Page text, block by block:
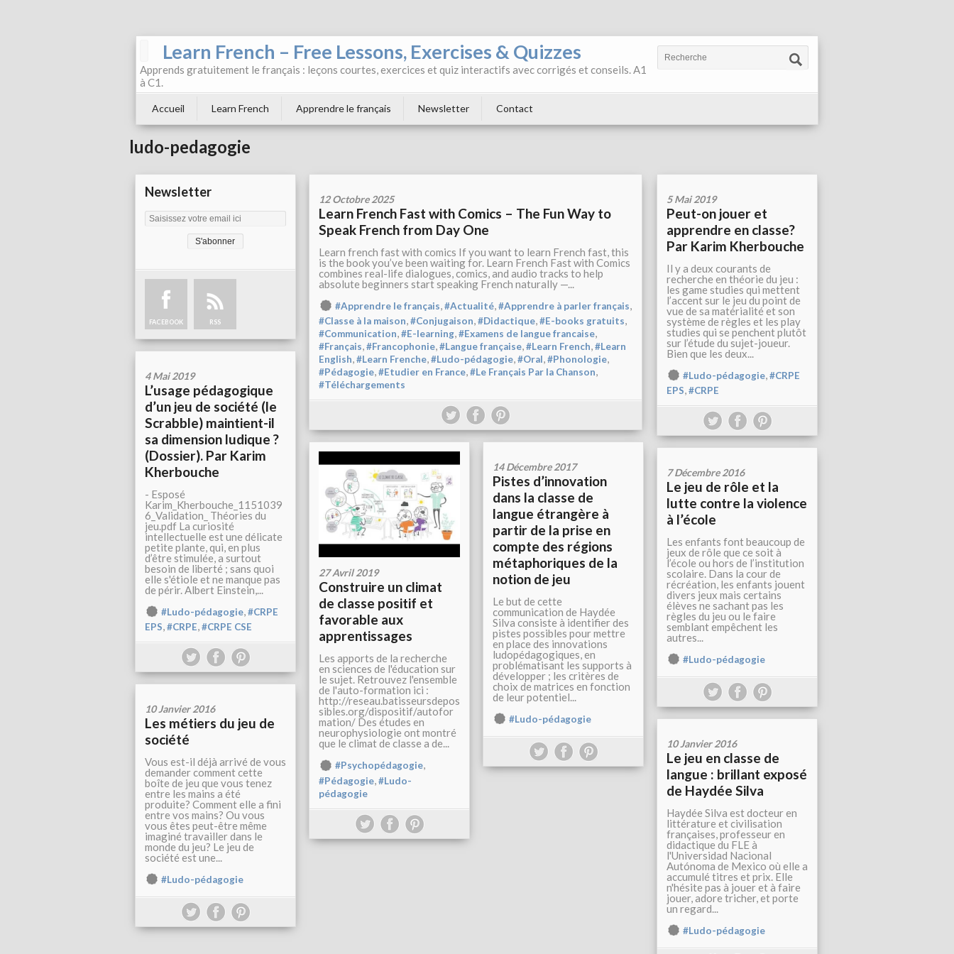
Learn French – Free Lessons, Exercises & Quizzes
Apprends gratuitement le français : leçons courtes, exercices et quiz interactifs avec corrigés et conseils. A1
à C1.
Accueil Learn French Apprendre le français Newsletter Contact
ludo-pedagogie
Newsletter
FACEBOOK RSS
12 Octobre 2025
Learn French Fast with Comics – The Fun Way to
Speak French from Day One
Learn french fast with comics If you want to learn French fast, this
is the book you’ve been waiting for. Learn French Fast with Comics
combines real-life dialogues, comics, and audio tracks to help
absolute beginners start speaking French naturally —...
#Apprendre le français,#Actualité,#Apprendre à parler français,
#Classe à la maison,#Conjugaison,#Didactique,#E-books gratuits,
#Communication,#E-learning,#Examens de langue francaise,
#Français,#Francophonie,#Langue française,#Learn French,#Learn
English,#Learn Frenche,#Ludo-pédagogie,#Oral,#Phonologie,
#Pédagogie,#Etudier en France,#Le Français Par la Chanson,
#Téléchargements
5 Mai 2019
Peut-on jouer et
apprendre en classe?
Par Karim Kherbouche
Il y a deux courants de
recherche en théorie du jeu :
les game studies qui mettent
l’accent sur le jeu du point de
vue de sa matérialité et son
système de règles et les play
studies qui se penchent plutôt
sur l’étude du sujet-joueur.
Bien que les deux...
#Ludo-pédagogie,#CRPE
EPS,#CRPE
4 Mai 2019
L’usage pédagogique
d’un jeu de société (le
Scrabble) maintient-il
sa dimension ludique ?
(Dossier). Par Karim
Kherbouche
- Esposé
Karim_Kherbouche_1151039
6_Validation_ Théories du
jeu.pdf La curiosité
intellectuelle est une délicate
petite plante, qui, en plus
d’être stimulée, a surtout
besoin de liberté ; sans quoi
elle s'étiole et ne manque pas
de périr. Albert Einstein,...
#Ludo-pédagogie,#CRPE
EPS,#CRPE,#CRPE CSE
27 Avril 2019
Construire un climat
de classe positif et
favorable aux
apprentissages
Les apports de la recherche
en sciences de l'éducation sur
le sujet. Retrouvez l'ensemble
de l'auto-formation ici :
http://reseau.batisseursdepos
sibles.org/dispositif/autofor
mation/ Des études en
neurophysiologie ont montré
que le climat de classe a de...
#Psychopédagogie,
#Pédagogie,#Ludo-
pédagogie
14 Décembre 2017
Pistes d’innovation
dans la classe de
langue étrangère à
partir de la prise en
compte des régions
métaphoriques de la
notion de jeu
Le but de cette
communication de Haydée
Silva consiste à identifier des
pistes possibles pour mettre
en place des innovations
ludopédagogiques, en
problématisant les supports à
développer ; les critères de
choix de matrices en fonction
de leur potentiel...
#Ludo-pédagogie
7 Décembre 2016
Le jeu de rôle et la
lutte contre la violence
à l’école
Les enfants font beaucoup de
jeux de rôle que ce soit à
l’école ou hors de l’institution
scolaire. Dans la cour de
récréation, les enfants jouent
divers jeux mais certains
élèves ne sachant pas les
règles du jeu ou le faire
semblant empêchent les
autres...
#Ludo-pédagogie
10 Janvier 2016
Les métiers du jeu de
société
Vous est-il déjà arrivé de vous
demander comment cette
boîte de jeu que vous tenez
entre les mains a été
produite? Comment elle a fini
entre vos mains? Ou vous
vous êtes peut-être même
imaginé travailler dans le
monde du jeu? Le jeu de
société est une...
#Ludo-pédagogie
10 Janvier 2016
Le jeu en classe de
langue : brillant exposé
de Haydée Silva
Haydée Silva est docteur en
littérature et civilisation
françaises, professeur en
didactique du FLE à
l'Universidad Nacional
Autónoma de Mexico où elle a
accumulé titres et prix. Elle
n'hésite pas à jouer et à faire
jouer, adore tricher, et porte
un regard...
#Ludo-pédagogie